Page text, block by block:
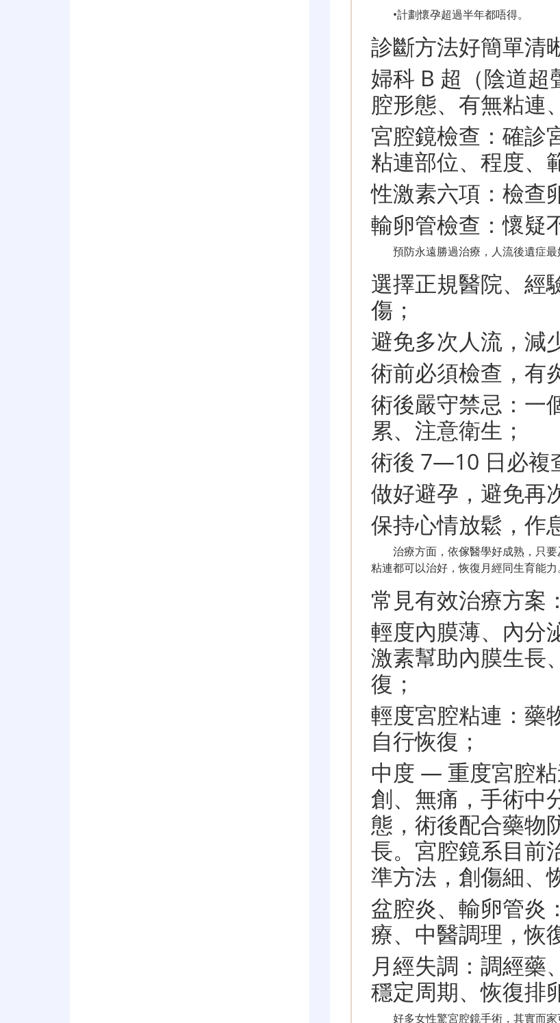
•計劃懷孕超過半年都唔得。
診斷方法好簡單清
婦科 B 超（陰道
腔形態、有無粘連
宮腔鏡檢查：確診
粘連部位、程度、
性激素六項：檢查
輸卵管檢查：懷疑
預防永遠勝過治療，人流後遺症
選擇正規醫院、經
傷；
避免多次人流，減
術前必須檢查，有
術後嚴守禁忌：一
累、注意衛生；
術後 7—10 日必複
做好避孕，避免再
保持心情放鬆，作
治療方面，依傢醫學好成熟，只
粘連都可以治好，恢復月經同生育能力。
常見有效治療方案：
輕度內膜薄、內分
激素幫助內膜生長
復；
輕度宮腔粘連：藥
自行恢復；
中度 — 重度宮腔
創、無痛，手術中
態，術後配合藥物
長。宮腔鏡系目前
準方法，創傷細、
盆腔炎、輸卵管炎
療、中醫調理，恢
月經失調：調經藥
穩定周期、恢復排
好多女性驚宮腔鏡手術，其實而